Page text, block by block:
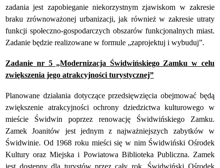
zadania jest zapobieganie niekorzystnym zjawiskom w zakresie
braku zrównoważonej urbanizacji, jak również w zakresie utraty
funkcji społeczno-gospodarczych obszarów funkcjonalnych miast.
Zadanie będzie realizowane w formule „zaprojektuj i wybuduj”.
Zadanie nr 5 „Modernizacja Świdwińskiego Zamku w celu
zwiększenia jego atrakcyjności turystycznej”
Planowane działania dotyczące przedsięwzięcia obejmować będą
zwiększenie atrakcyjności ochrony dziedzictwa kulturowego w
mieście Świdwin poprzez renowację Świdwińskiego Zamku.
Zamek Joanitów jest jednym z najważniejszych zabytków w
Świdwinie. Od 1968 roku mieści się w nim Świdwiński Ośrodek
Kultury oraz Miejska i Powiatowa Biblioteka Publiczna. Zamek
jest dostępny dla turystów przez cały rok. Świdwiński Ośrodek